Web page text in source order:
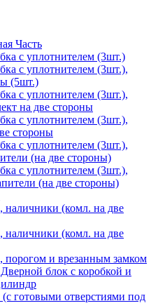
Часть
с уплотнителем (3шт.)
с уплотнителем (3шт.),
(5шт.)
с уплотнителем (3шт.),
на две стороны
с уплотнителем (3шт.),
стороны
с уплотнителем (3шт.),
(на две стороны)
с уплотнителем (3шт.),
(на две стороны)
наличники (комл. на две
наличники (комл. на две
порогом и врезанным замком
блок с коробкой и
готовыми отверстиями под